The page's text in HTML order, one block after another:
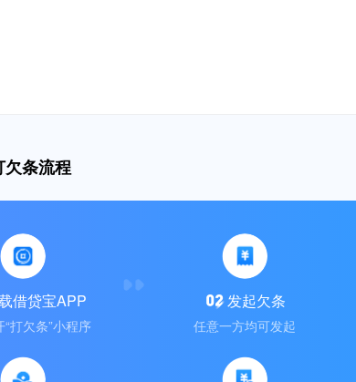
欠条流程
借贷宝APP
打欠条”小程序
发起欠条
任意一方均可发起